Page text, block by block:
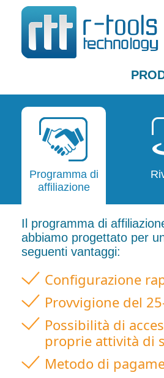
Programma di
affiliazione
Il programma di
abbiamo progettato per
seguenti vantaggi:
Configurazione
Provvigione del
Possibilità di
proprie attività di
Metodo di